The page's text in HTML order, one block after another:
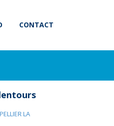
CONTACT
LA